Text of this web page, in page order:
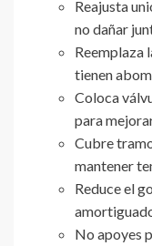
Reajusta
no dañar
Reemplaza
tienen
Coloca
para
Cubre
mantener
Reduce el
No apoyes